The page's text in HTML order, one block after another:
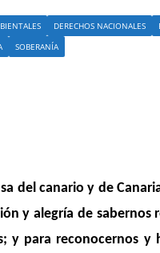
DERECHOS NACIONALES
SOBERANÍA
del canario y de
y alegría de sabernos
y para reconocernos y